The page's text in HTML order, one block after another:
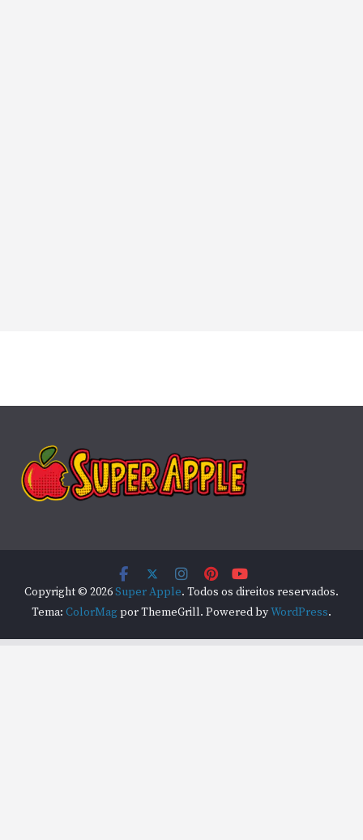
Copyright © 2026Super Apple. Todos os direitos reservados.
Tema: ColorMag por ThemeGrill. Powered byWordPress.